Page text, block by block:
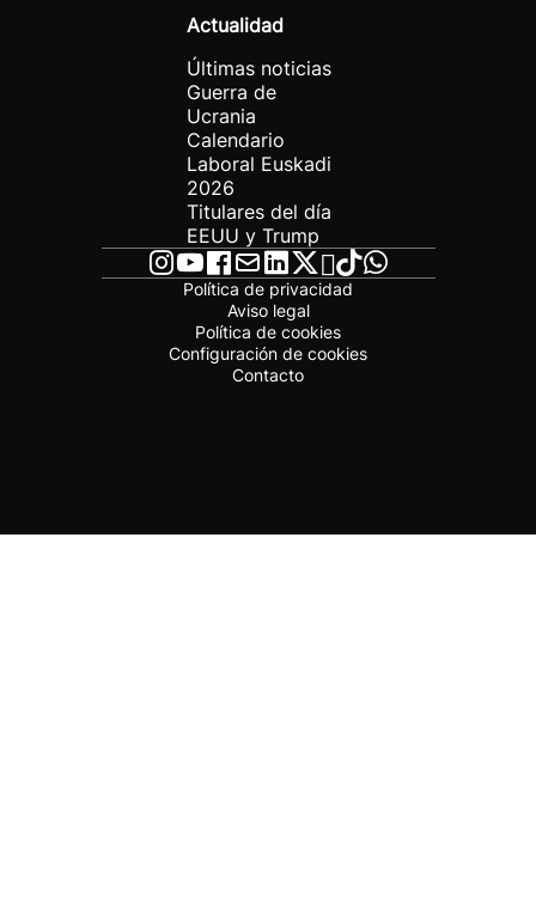
Actualidad
Últimas noticias
Guerra de
Ucrania
Calendario
Laboral Euskadi
2026
Titulares del día
EEUU y Trump
Política de privacidad
Aviso legal
Política de cookies
Configuración de cookies
Contacto